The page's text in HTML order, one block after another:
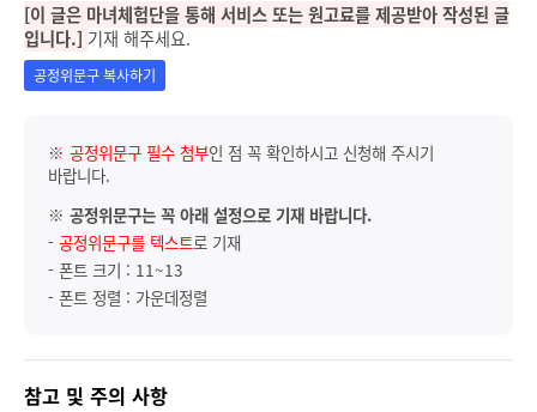
[이 글은 마녀체험단을 통해 서비스 또는 원고료를 제공받아 작성된 글
입니다.] 기재 해주세요.
공정위문구 복사하기
※ 공정위문구 필수 첨부인 점 꼭 확인하시고 신청해 주시기
바랍니다.
※ 공정위문구는 꼭 아래 설정으로 기재 바랍니다.
- 공정위문구를 텍스트로 기재
- 폰트 크기 : 11~13
- 폰트 정렬 : 가운데정렬
참고 및 주의 사항